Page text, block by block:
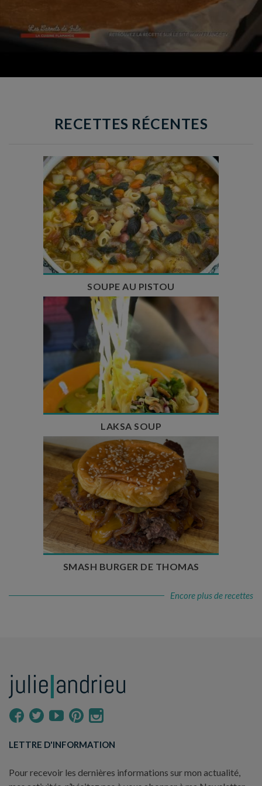
RECETTES RÉCENTES
Temps de préparation : 35 min
Temps de cuisson : 1h15
Nombre de couverts : 8
SOUPE AU PISTOU
Temps de préparation : 40 min
Temps de cuisson : 25 min
Nombre de couverts : 4
LAKSA SOUP
Temps de préparation : 20 min
Temps de cuisson : 5 à 10 min
Nombre de couverts : 4
SMASH BURGER DE THOMAS
Encore plus de recettes
LETTRE D'INFORMATION
Pour recevoir les dernières informations sur mon actualité,